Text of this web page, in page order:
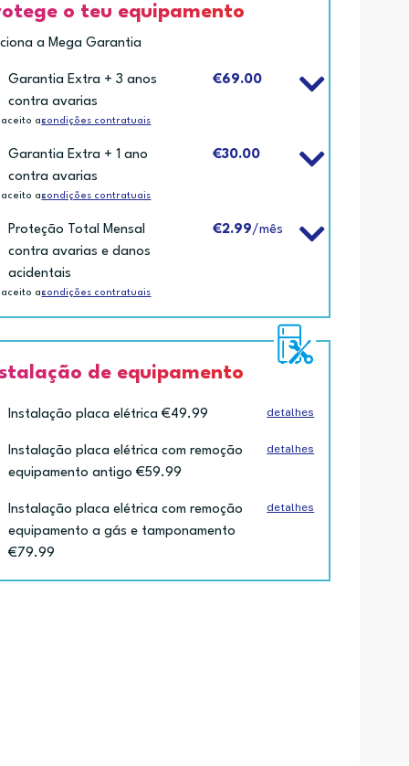
o teu equipamento
a Mega Garantia
Garantia Extra + 3 anos
contra avarias
€69.00
aceito ascondições contratuais
Garantia Extra + 1 ano
contra avarias
€30.00
aceito ascondições contratuais
Proteção Total Mensal
contra avarias e danos
acidentais
€2.99/mês
aceito ascondições contratuais
de equipamento
Instalação placa elétrica €49.99 detalhes
Instalação placa elétrica com remoção
equipamento antigo €59.99
detalhes
Instalação placa elétrica com remoção
equipamento a gás e tamponamento
€79.99
detalhes